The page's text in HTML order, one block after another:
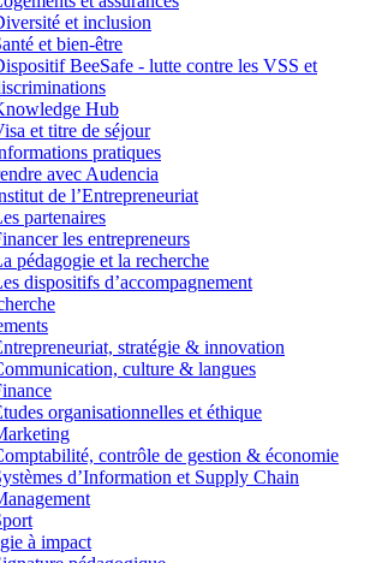
et inclusion
et bien-être
BeeSafe - lutte contre les VSS et
Hub
et titre de séjour
pratiques
avec Audencia
de l’Entrepreneuriat
partenaires
les entrepreneurs
pédagogie et la recherche
dispositifs d’accompagnement
stratégie & innovation
culture & langues
organisationnelles et éthique
contrôle de gestion & économie
d’Information et Supply Chain
à impact